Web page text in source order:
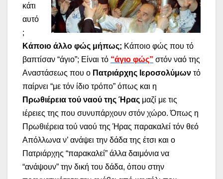
κάτι
αυτό
;
Κάποιο άλλο φώς μήπως; Κάποιο φώς που τό
βαπτίσαν “άγιο”; Είναι τό “άγιο φώς” στόν ναό της
Αναστάσεως που ο Πατριάρχης Ιεροσολύμων τό
παίρνει “με τόν ίδιο τρόπο” όπως και η
Πρωθιέρεια τού ναού της Ήρας μαζί με τις
ιέρειες της που συνυπάρχουν στόν χώρο. Όπως η
Πρωθιέρεια τού ναού της Ήρας παρακαλεί τόν θεό
Απόλλωνα ν’ ανάψει την δάδα της έτσι και ο
Πατριάρχης “παρακαλεί” άλλα δαιμόνια να
“ανάψουν” την δική του δάδα, όπου στην